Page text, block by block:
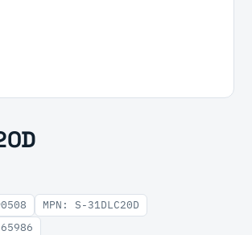
MPN: S-31DLC20D